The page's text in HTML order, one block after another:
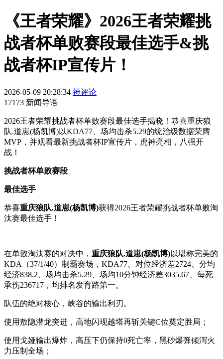
《王者荣耀》2026王者荣耀挑
战者杯单败赛段最佳选手&挑
战者杯IP宣传片！
2026-05-09 20:28:34 神评论
17173 新闻导语
2026王者荣耀挑战者杯单败赛段最佳选手揭晓！恭喜重庆狼
队.道崽(杨凯博)以KDA77、场均击杀5.29的统治级数据荣膺
MVP，并观看最新挑战者杯IP宣传片，虎神亮相，八强开
战！
挑战者杯单败赛段
最佳选手
恭喜重庆狼队.道崽(杨凯博)获得2026王者荣耀挑战者杯单败淘
汰赛最佳选手！
在单败淘汰赛的对决中， 重庆狼队.道崽(杨凯博)以堪称完美的
KDA（37/1/40）制霸赛场，KDA77、对位经济差2724、分均
经济838.2、场均击杀5.29、场均10分钟经济差3035.67、每死
承伤236717，均排名发育路第一。
队伍的绝对核心，峡谷的输出利刃。
使用敖隐潜龙突进，高地闪现越塔再斩关键C位奠定胜局；
使用戈娅输出爆炸，高压下仍保持0死亡率，黑砂爆弹倾泻火
力压制全场；